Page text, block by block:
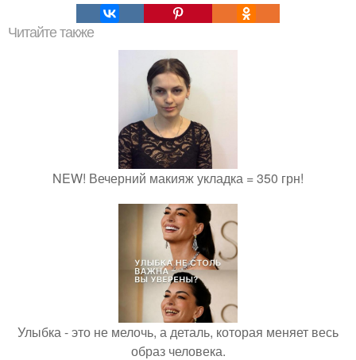
Читайте также
NEW! Вечерний макияж укладка = 350 грн!
Улыбка - это не мелочь, а деталь, которая меняет весь
образ человека.